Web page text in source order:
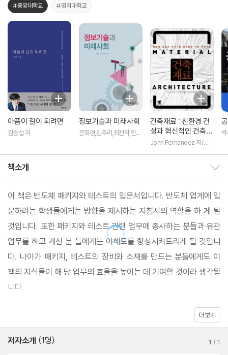
#중앙대학교 #명지대학교
아픔이 길이 되려면
김승섭 저
정보기술과 미래사회
문희경,김주리,최진탁,한성
건축재료 : 친환경 건
설과 혁신적인 건축물
을 위한 최신재료
John Fernandez 저/박
책소개
이 책은 반도체 패키지와 테스트의 입문서입니다. 반도체 업계에 입
문하려는 학생들에게는 방향을 제시하는 지침서의 역할을 하 게 될
것입니다. 또한 패키지와 테스트 관련 업무에 종사하는 분들과 유관
업무를 하고 계신 분 들에게는 이해도를 향상시켜드리게 될 것입니
다. 나아가 패키지, 테스트의 장비와 소재를 만드는 분들에게도 이
책의 지식들이 해 당 업무의 효율을 높이는 데 기여할 것이라 생각됩
니다.
제1장에서는 테스트 장비와 프로세스, 대략적인 테스트 항목에 대해
기술 개발 프로세스 등을 설 명하였습니다. 제3장에서는 패키지의
더보기
저자소개 (1명) 1 /1